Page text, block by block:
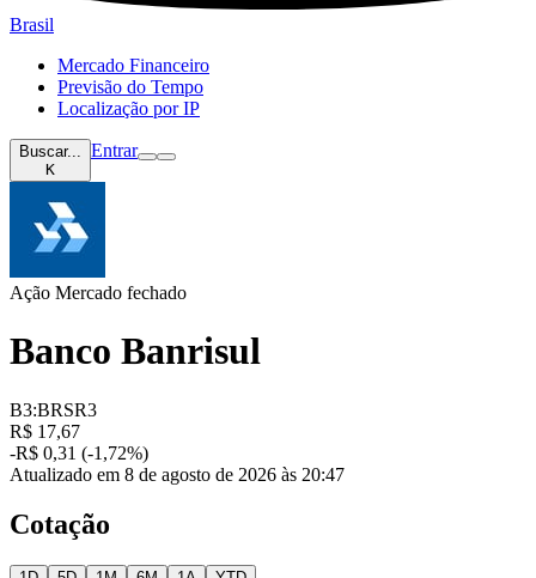
Brasil
Mercado Financeiro
Previsão do Tempo
Localização por IP
Buscar...
K
Entrar
Ação Mercado fechado
Banco Banrisul
B3:BRSR3
R$ 17,67
-R$ 0,31 (-1,72%)
Atualizado em 8 de agosto de 2026 às 20:47
Cotação